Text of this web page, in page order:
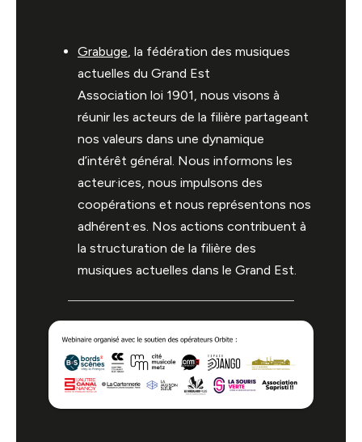
Grabuge , la fédération des musiques
actuelles du Grand Est
Association loi 1901, nous visons à
réunir les acteurs de la filière partageant
nos valeurs dans une dynamique
d’intérêt général. Nous informons les
acteur·ices, nous impulsons des
coopérations et nous représentons nos
adhérent·es. Nos actions contribuent à
la structuration de la filière des
musiques actuelles dans le Grand Est.